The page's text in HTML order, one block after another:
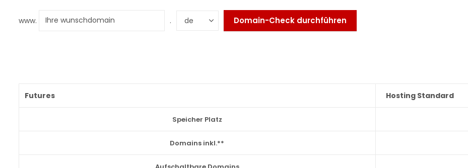
www. .
Futures Hosting Standard
Speicher Platz
Domains inkl.**